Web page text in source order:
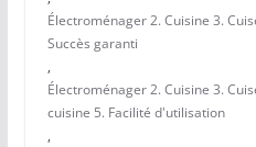
Électroménager 2. Cuisine 3.
Succès garanti
,
Électroménager 2. Cuisine 3.
cuisine 5. Facilité d'utilisation
,